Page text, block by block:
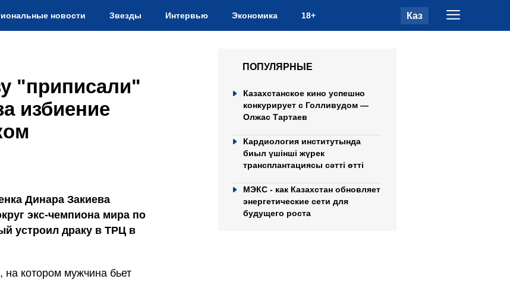
новости Звезды Интервью Экономика 18+ Каз
"приписали"
избиение
Динара Закиева
экс-чемпиона мира по
устроил драку в ТРЦ в
на котором мужчина бьет
ПОПУЛЯРНЫЕ
Казахстанское кино успешно
конкурирует с Голливудом —
Олжас Тартаев
Кардиология институтында
биыл үшінші жүрек
трансплантациясы сәтті өтті
МЭКС - как Казахстан обновляет
энергетические сети для
будущего роста